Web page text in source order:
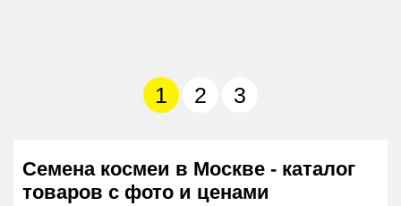
1 2 3
Семена космеи в Москве - каталог
товаров с фото и ценами